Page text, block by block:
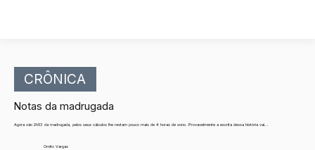
CRÔNICA
Notas da madrugada
Agora são 2h53 da madrugada, pelos seus cálculos lhe restam pouco mais de 4 horas de sono. Provavelmente a escrita dessa história vai...
Ornito Vargas